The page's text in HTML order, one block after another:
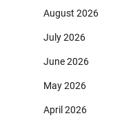
August 2026
July 2026
June 2026
May 2026
April 2026